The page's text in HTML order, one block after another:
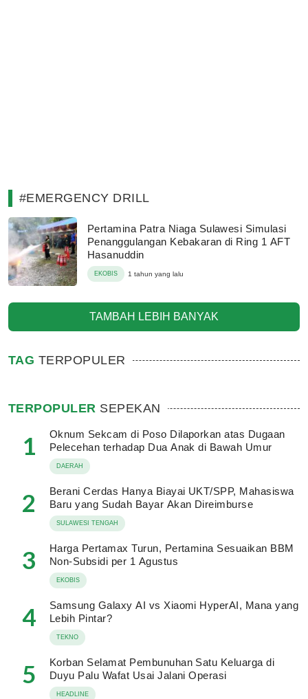
#EMERGENCY DRILL
Pertamina Patra Niaga Sulawesi Simulasi
Penanggulangan Kebakaran di Ring 1 AFT
Hasanuddin
EKOBIS 1 tahun yang lalu
TAMBAH LEBIH BANYAK
TAG TERPOPULER
TERPOPULER SEPEKAN
1
Oknum Sekcam di Poso Dilaporkan atas Dugaan
Pelecehan terhadap Dua Anak di Bawah Umur
DAERAH
2
Berani Cerdas Hanya Biayai UKT/SPP, Mahasiswa
Baru yang Sudah Bayar Akan Direimburse
SULAWESI TENGAH
3
Harga Pertamax Turun, Pertamina Sesuaikan BBM
Non-Subsidi per 1 Agustus
EKOBIS
4
Samsung Galaxy AI vs Xiaomi HyperAI, Mana yang
Lebih Pintar?
TEKNO
5
Korban Selamat Pembunuhan Satu Keluarga di
Duyu Palu Wafat Usai Jalani Operasi
HEADLINE